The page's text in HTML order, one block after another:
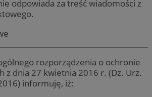
odpowiada za treść wiadomości z
rozporządzenia o ochronie
z dnia 27 kwietnia 2016 r. (Dz. Urz.
informuję, iż: